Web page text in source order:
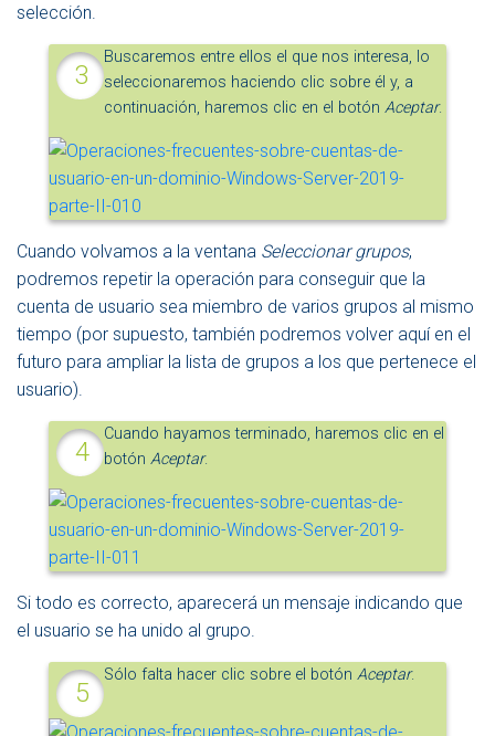
selección.
Buscaremos entre ellos el que nos interesa, lo
seleccionaremos haciendo clic sobre él y, a
continuación, haremos clic en el botónAceptar.
Cuando volvamos a la ventana Seleccionar grupos,
podremos repetir la operación para conseguir que la
cuenta de usuario sea miembro de varios grupos al mismo
tiempo (por supuesto, también podremos volver aquí en el
futuro para ampliar la lista de grupos a los que pertenece el
usuario).
Cuando hayamos terminado, haremos clic en el
botónAceptar.
Si todo es correcto, aparecerá un mensaje indicando que
el usuario se ha unido al grupo.
Sólo falta hacer clic sobre el botónAceptar.